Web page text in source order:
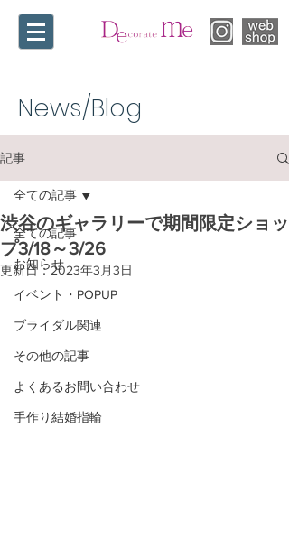
News/Blog​
記事
全ての記事
お知らせ
イベント・POPUP
ブライダル関連
その他の記事
よくあるお問い合わせ
手作り結婚指輪
全ての記事
渋谷のギャラリーで期間限定ショッ
プ3/18～3/26
更新日：2023年3月3日